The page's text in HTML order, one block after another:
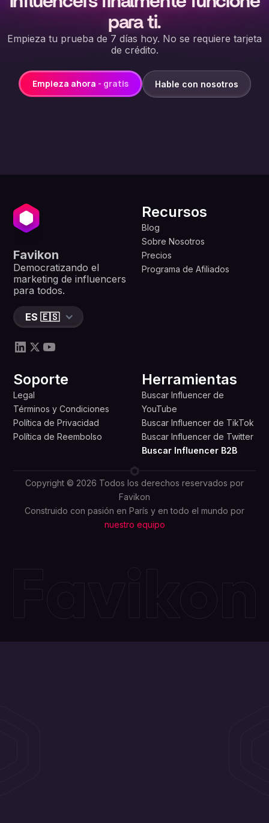
para ti.
Empieza tu prueba de 7 días hoy. No se requiere tarjeta
de crédito.
Empieza ahora - gratis Hable con nosotros
Favikon
Democratizando el
marketing de influencers
para todos.
ES 🇪🇸
Recursos
Blog
Sobre Nosotros
Precios
Programa de Afiliados
Soporte
Legal
Términos y Condiciones
Política de Privacidad
Política de Reembolso
Herramientas
Buscar Influencer de
YouTube
Buscar Influencer de TikTok
Buscar Influencer de Twitter
Buscar Influencer B2B
Copyright © 2026 Todos los derechos reservados por
Favikon
Construido con pasión en París y en todo el mundo por
nuestro equipo